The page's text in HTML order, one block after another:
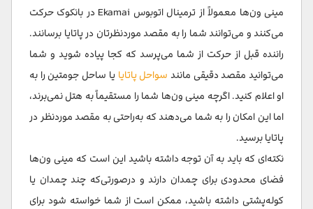
مینی ون‌ها معمولاً از ترمینال اتوبوس Ekamai در بانکوک حرکت
می‌کنند و می‌توانند شما را به مقصد موردنظرتان در پاتایا برسانند.
راننده قبل از حرکت از شما می‌پرسد که کجا پیاده شوید و شما
می‌توانید مقصد دقیقی مانند سواحل پاتایا یا ساحل جومتین را به
او اعلام کنید. اگرچه مینی ون‌ها شما را مستقیماً به هتل نمی‌برند،
اما این امکان را به شما می‌دهند که به‌راحتی به مقصد موردنظر در
پاتایا برسید.
نکته‌ای که باید به آن توجه داشته باشید این است که مینی ون‌ها
فضای محدودی برای چمدان دارند و درصورتی‌که چند چمدان یا
کوله‌پشتی داشته باشید، ممکن است از شما خواسته شود برای